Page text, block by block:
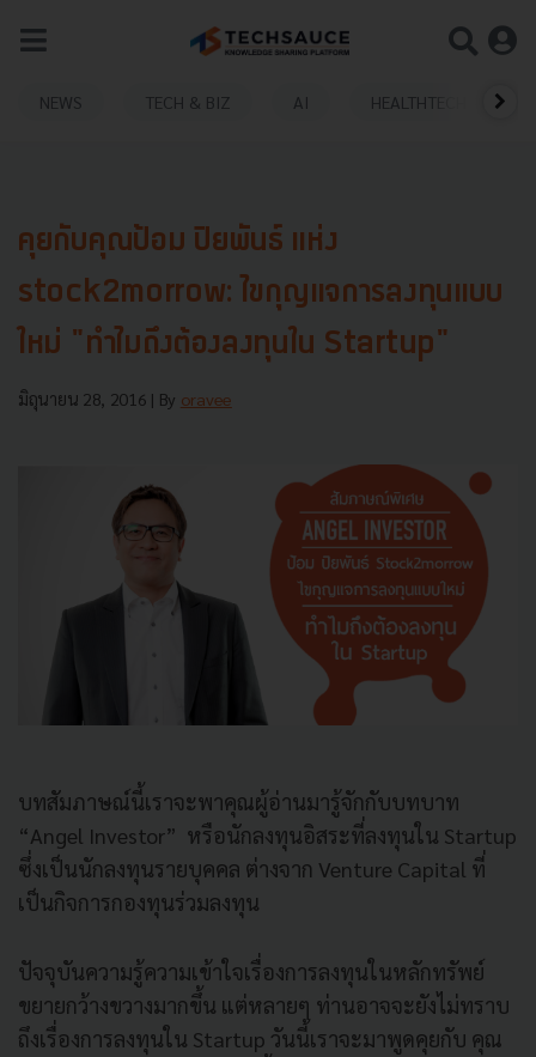
NEWS TECH & BIZ AI HEALTHTECH
คุยกับคุณป้อม ปิยพันธ์ แห่ง
stock2morrow: ไขกุญแจการลงทุนแบบ
ใหม่ "ทำไมถึงต้องลงทุนใน Startup"
มิถุนายน 28, 2016 | By oravee
บทสัมภาษณ์นี้เราจะพาคุณผู้อ่านมารู้จักกับบทบาท
“Angel Investor” หรือนักลงทุนอิสระที่ลงทุนใน Startup
ซึ่งเป็นนักลงทุนรายบุคคล ต่างจาก Venture Capital ที่
เป็นกิจการกองทุนร่วมลงทุน
ปัจจุบันความรู้ความเข้าใจเรื่องการลงทุนในหลักทรัพย์
ขยายกว้างขวางมากขึ้น แต่หลายๆ ท่านอาจจะยังไม่ทราบ
ถึงเรื่องการลงทุนใน Startup วันนี้เราจะมาพูดคุยกับ คุณ